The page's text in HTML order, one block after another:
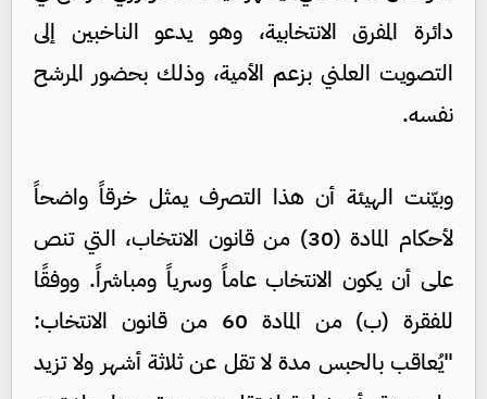
دائرة المفرق الانتخابية، وهو يدعو الناخبين إلى
التصويت العلني بزعم الأمية، وذلك بحضور المرشح
نفسه.
وبيّنت الهيئة أن هذا التصرف يمثل خرقاً واضحاً
لأحكام المادة (30) من قانون الانتخاب، التي تنص
على أن يكون الانتخاب عاماً وسرياً ومباشراً. ووفقًا
للفقرة (ب) من المادة 60 من قانون الانتخاب:
"يُعاقب بالحبس مدة لا تقل عن ثلاثة أشهر ولا تزيد